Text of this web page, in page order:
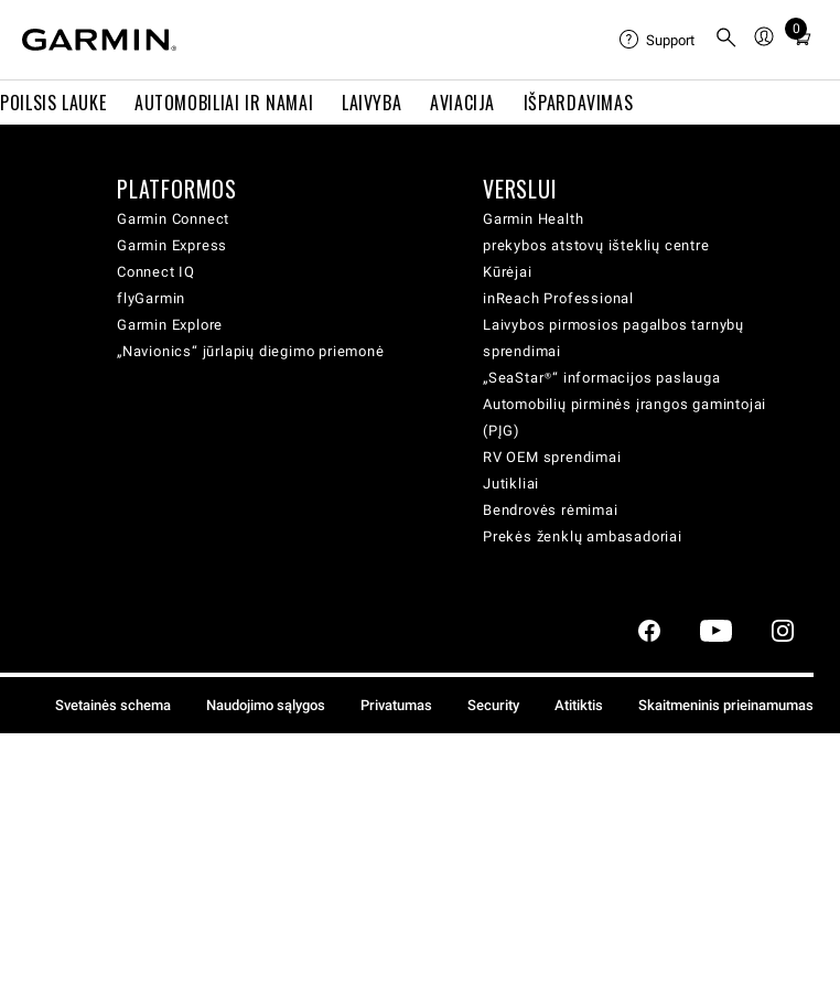
POILSIS LAUKE AUTOMOBILIAI IR NAMAI LAIVYBA AVIACIJA IŠPARDAVIMAS
Support
0
Total
cart:
PLATFORMOS
Garmin Connect
Garmin Express
Connect IQ
flyGarmin
Garmin Explore
„Navionics“ jūrlapių diegimo priemonė
VERSLUI
Garmin Health
prekybos atstovų išteklių centre
Kūrėjai
inReach Professional
Laivybos pirmosios pagalbos tarnybų
sprendimai
„SeaStar®“ informacijos paslauga
Automobilių pirminės įrangos gamintojai
(PĮG)
RV OEM sprendimai
Jutikliai
Bendrovės rėmimai
Prekės ženklų ambasadoriai
Svetainės schema Naudojimo sąlygos Privatumas Security Atitiktis Skaitmeninis prieinamumas